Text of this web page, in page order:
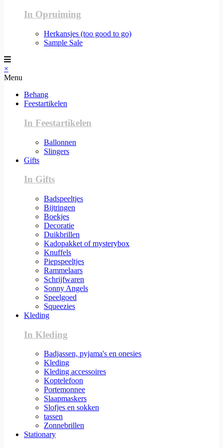
In Opruiming
Herkansjes (too good to go)
Sample Sale
×
Menu
Behang
Feestartikelen
In Feestartikelen
Ballonnen
Slingers
Gifts
In Gifts
Badspeeltjes
Bijtringen
Boekjes
Decoratie
Duikbrillen
Kadopakket of mysterybox
Knuffels
Piepspeeltjes
Rammelaars
Schrijfwaren
Sonny Angels
Speelgoed
Squeezies
Kleding
In Kleding
Badjassen, pyjama's en onesies
Kleding
Kleding accessoires
Koptelefoon
Portemonnee
Slaapmaskers
Slofjes en sokken
tassen
Zonnebrillen
Stationary